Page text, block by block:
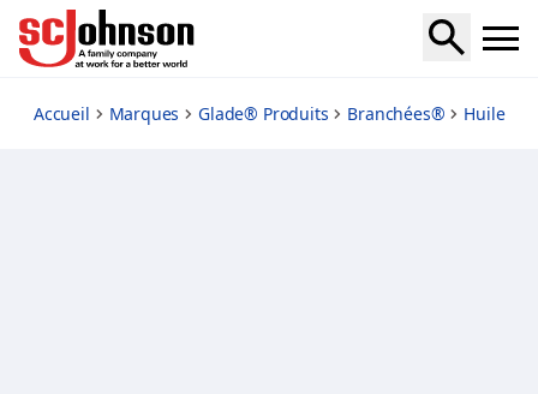
mighty-mango-refills
Accueil Marques Glade® Produits Branchées® Huile